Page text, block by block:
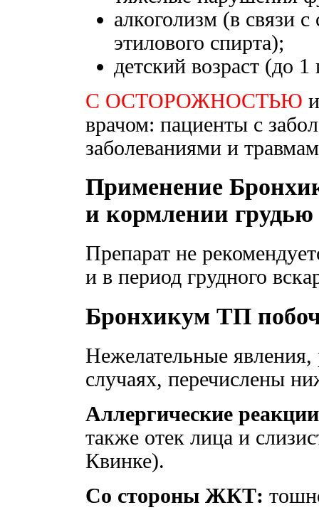
алкоголизм (в связи
этилового спирта);
детский возраст (до 1
С ОСТОРОЖНОСТЬЮ
врачом: пациенты с
заболеваниями и
Применение
и кормлении грудью
Препарат не
и в период грудного
Бронхикум ТП
Нежелательные
случаях, перечислены
Аллергические
также отек лица и
Квинке).
Со стороны ЖКТ: